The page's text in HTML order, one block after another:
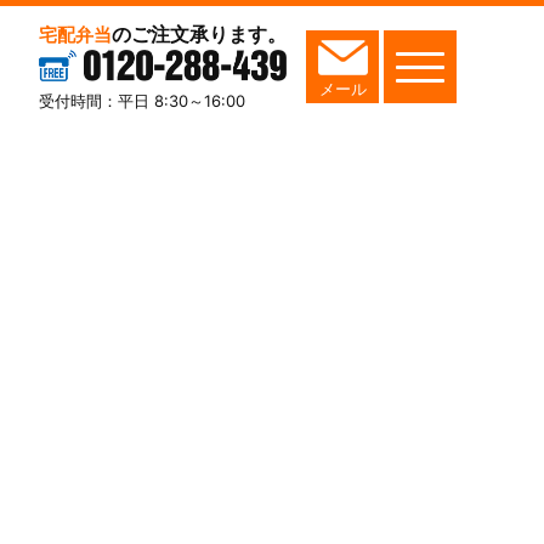
宅配弁当のご注文承ります。
0120-288-439
受付時間：平日 8:30～16:00
メール